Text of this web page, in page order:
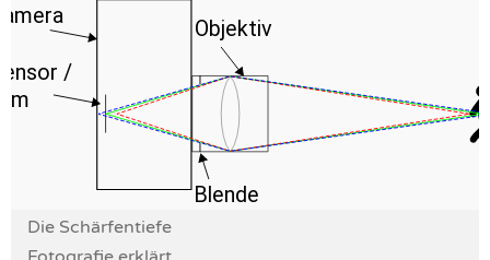
Die Schärfentiefe